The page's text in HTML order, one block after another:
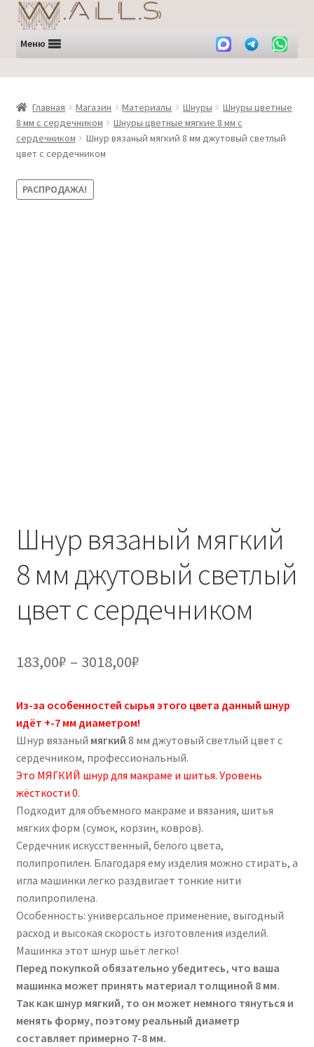
Перейти
к
навигации
Перейти
к
содержимому
Меню
Главная Магазин Материалы Шнуры
Шнуры цветные
8 мм с сердечником
Шнуры цветные мягкие 8 мм с
сердечником
Шнур вязаный мягкий 8 мм джутовый светлый
цвет с сердечником
РАСПРОДАЖА!
Шнур вязаный мягкий
8 мм джутовый светлый
цвет с сердечником
183,00₽ – 3018,00₽Диапазон
183,00₽
–
3018,00₽
Из-за особенностей сырья этого цвета данный шнур
идёт +-7 мм диаметром!
Шнур вязаный мягкий 8 мм джутовый светлый цвет с
сердечником, профессиональный.
Это МЯГКИЙ шнур для макраме и шитья. Уровень
жёсткости 0.
Подходит для объемного макраме и вязания, шитья
мягких форм (сумок, корзин, ковров).
Сердечник искусственный, белого цвета,
полипропилен. Благодаря ему изделия можно стирать, а
игла машинки легко раздвигает тонкие нити
полипропилена.
Особенность: универсальное применение, выгодный
расход и высокая скорость изготовления изделий.
Машинка этот шнур шьёт легко!
Перед покупкой обязательно убедитесь, что ваша
машинка может принять материал толщиной 8 мм.
Так как шнур мягкий, то он может немного тянуться и
менять форму, поэтому реальный диаметр
составляет примерно 7-8 мм.